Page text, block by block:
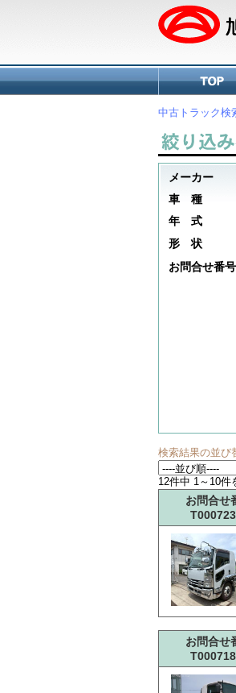
中古トラック検
メーカー
車 種
年 式
形 状
お問合せ番号
検索結果の並び
12件中 1～10件
お問合せ
お問合せ